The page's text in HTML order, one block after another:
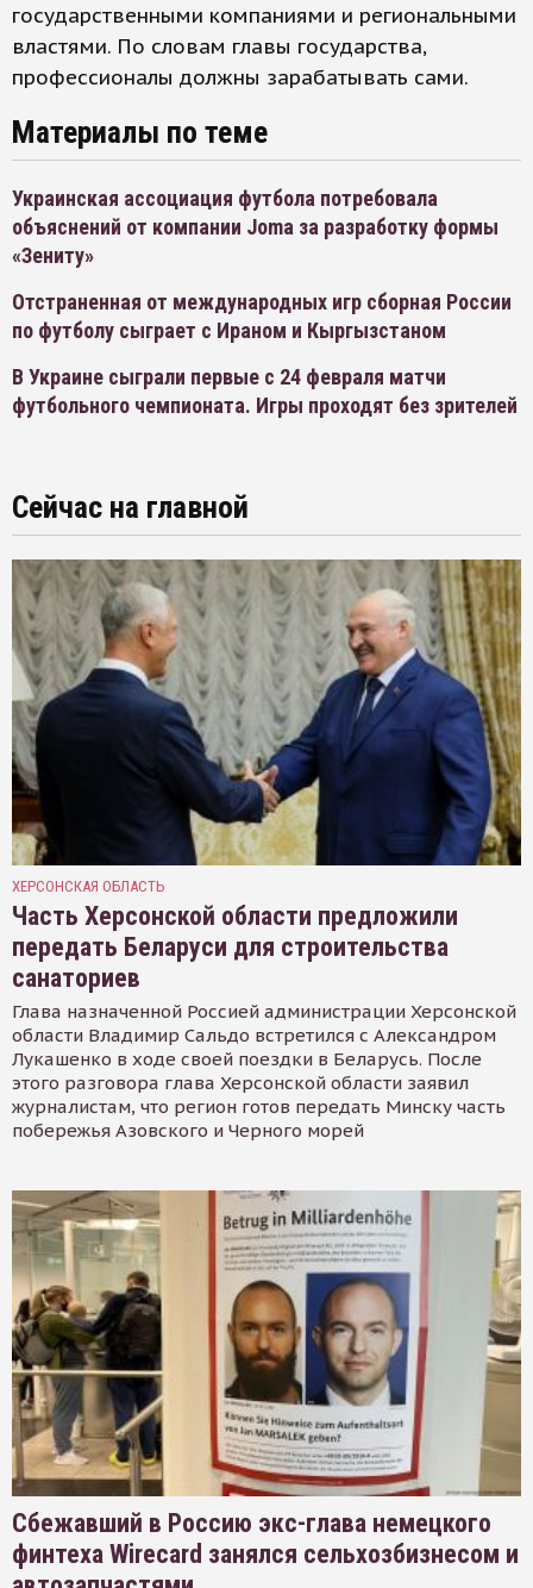
государственными компаниями и региональными
властями. По словам главы государства,
профессионалы должны зарабатывать сами.
Материалы по теме
Украинская ассоциация футбола потребовала
объяснений от компании Joma за разработку формы
«Зениту»
Отстраненная от международных игр сборная России
по футболу сыграет с Ираном и Кыргызстаном
В Украине сыграли первые с 24 февраля матчи
футбольного чемпионата. Игры проходят без зрителей
Сейчас на главной
ХЕРСОНСКАЯ ОБЛАСТЬ
Часть Херсонской области предложили
передать Беларуси для строительства
санаториев
Глава назначенной Россией администрации Херсонской
области Владимир Сальдо встретился с Александром
Лукашенко в ходе своей поездки в Беларусь. После
этого разговора глава Херсонской области заявил
журналистам, что регион готов передать Минску часть
побережья Азовского и Черного морей
Сбежавший в Россию экс-глава немецкого
финтеха Wirecard занялся сельхозбизнесом и